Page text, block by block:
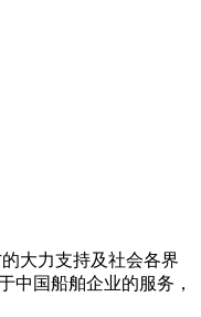
大力支持及社会各界
中国船舶企业的服务，